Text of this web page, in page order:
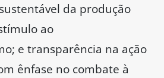
da produção
ao
e transparência na ação
ênfase no combate à